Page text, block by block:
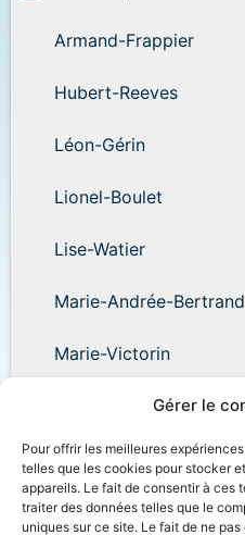
Gérer le
Pour offrir les meilleures
telles que les cookies pour stocker
appareils. Le fait de consentir à ces
traiter des données telles que le
uniques sur ce site. Le fait de ne
Armand-Frappier
Hubert-Reeves
Léon-Gérin
Lionel-Boulet
Lise-Watier
Marie-Andrée-Bertrand
Marie-Victorin
Wilder-Penfield